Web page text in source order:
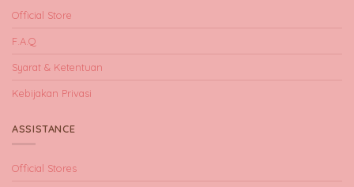
Official Store
F.A.Q
Syarat & Ketentuan
Kebijakan Privasi
ASSISTANCE
Official Stores